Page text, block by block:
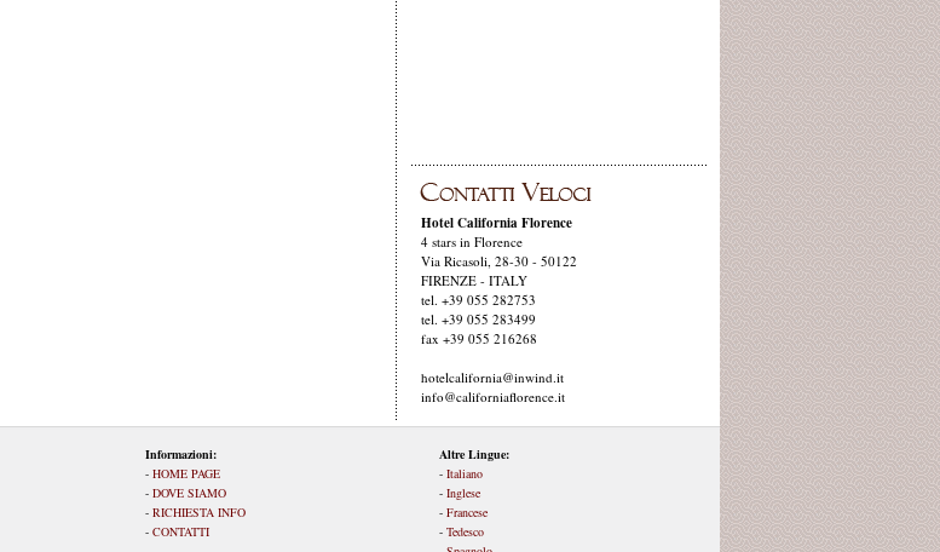
Hotel California Florence
4 stars in Florence
Via Ricasoli, 28-30 - 50122
FIRENZE - ITALY
tel. +39 055 282753
tel. +39 055 283499
fax +39 055 216268
hotelcalifornia@inwind.it
info@californiaflorence.it
Informazioni:
- HOME PAGE
- DOVE SIAMO
- RICHIESTA INFO
- CONTATTI
Altre Lingue:
- Italiano
- Inglese
- Francese
- Tedesco